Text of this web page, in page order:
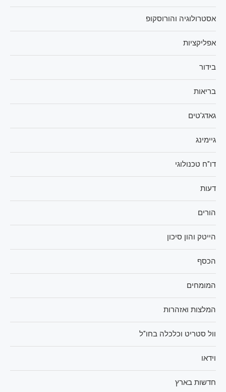
אסטרולוגיה והורוסקופ
אפליקציות
בידור
בריאות
גאדג'טים
גיימינג
דו"ח טכנולוגי
דעות
הורים
הייטק והון סיכון
הכסף
המומחים
המלצות ואזהרות
וול סטריט וכלכלה בחו"ל
וידאו
חדשות בארץ